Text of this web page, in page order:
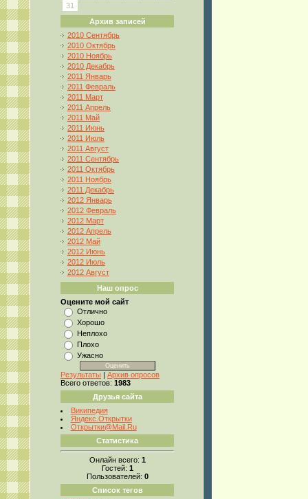
31
Архив записей
2010 Сентябрь
2010 Октябрь
2010 Ноябрь
2010 Декабрь
2011 Январь
2011 Февраль
2011 Март
2011 Апрель
2011 Май
2011 Июнь
2011 Июль
2011 Август
2011 Сентябрь
2011 Октябрь
2011 Ноябрь
2011 Декабрь
2012 Январь
2012 Февраль
2012 Март
2012 Апрель
2012 Май
2012 Июнь
2012 Июль
2012 Август
Наш опрос
Оцените мой сайт
Отлично
Хорошо
Неплохо
Плохо
Ужасно
Результаты | Архив опросов
Всего ответов: 1983
Друзья сайта
Википедия
Яндекс.Открытки
Открытки@Mail.Ru
Статистика
Онлайн всего: 1
Гостей: 1
Пользователей: 0
Список тегов